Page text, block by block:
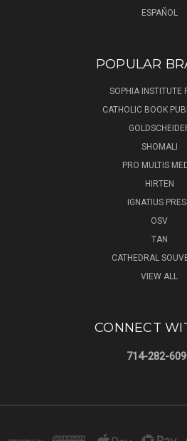
ESPAÑOL
POPULAR
SOPHIA INSTITUTE
CATHOLIC BOOK
SHOMALI
PRO MULTIS
HIRTEN
IGNATIUS
OSV
TAN
CATHEDRAL
VIEW ALL
CONNECT
714-282-